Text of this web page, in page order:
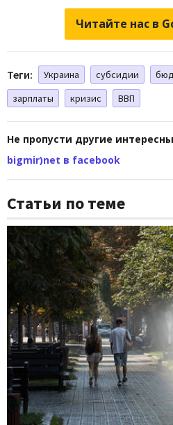
Читайте нас в
Теги: Украина субсидии
зарплаты
кризис ВВП
Не пропусти другие
bigmir)net в facebook
Статьи по теме